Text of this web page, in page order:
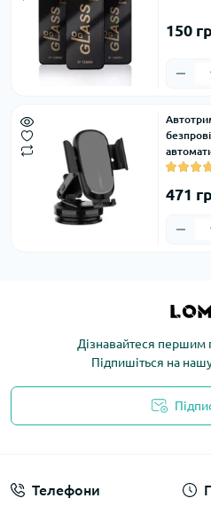
150
471
Дізнавайтеся першим
Підпишіться на
Телефони